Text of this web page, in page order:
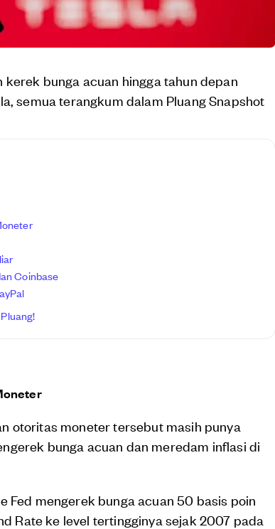
bunga acuan hingga tahun depan
semua terangkum dalam Pluang Snapshot
Coinbase
otoritas moneter tersebut masih punya
bunga acuan dan meredam inflasi di
Fed mengerek bunga acuan 50 basis poin
Rate ke level tertingginya sejak 2007 pada